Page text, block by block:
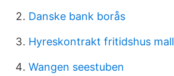
Danske bank borås
Hyreskontrakt fritidshus mall
Wangen seestuben